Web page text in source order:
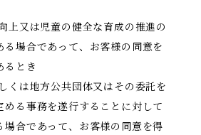
上又は児童の健全な育成の推進の
る場合であって、お客様の同意を
るとき
くは地方公共団体又はその委託を
める事務を遂行することに対して
場合であって、お客様の同意を得